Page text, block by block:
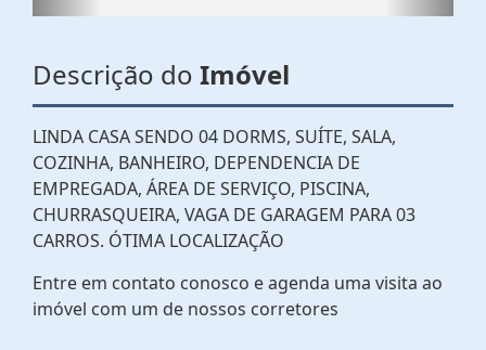
Descrição do Imóvel
LINDA CASA SENDO 04 DORMS, SUÍTE, SALA,
COZINHA, BANHEIRO, DEPENDENCIA DE
EMPREGADA, ÁREA DE SERVIÇO, PISCINA,
CHURRASQUEIRA, VAGA DE GARAGEM PARA 03
CARROS. ÓTIMA LOCALIZAÇÃO
Entre em contato conosco e agenda uma visita ao
imóvel com um de nossos corretores